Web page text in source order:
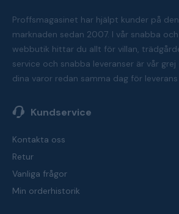
Proffsmagasinet har hjälpt kunder på
marknaden sedan 2007. I vår snabba
webbutik hittar du allt för villan,
service och snabba leveranser är vår
dina varor redan samma dag för
Kundservice
Kontakta oss
Retur
Vanliga frågor
Min orderhistorik